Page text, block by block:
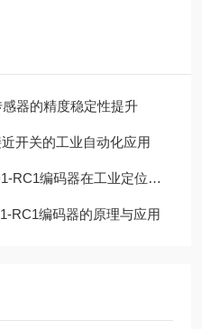
器的精度稳定性提升
开关的工业自动化应用
编码器在工业定位中的应用
RC1编码器的原理与应用